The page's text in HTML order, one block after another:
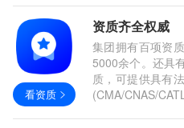
看资质
资质齐全权威
集团拥有百项资
5000余个。还具
质，可提供具有
(CMA/CNAS/